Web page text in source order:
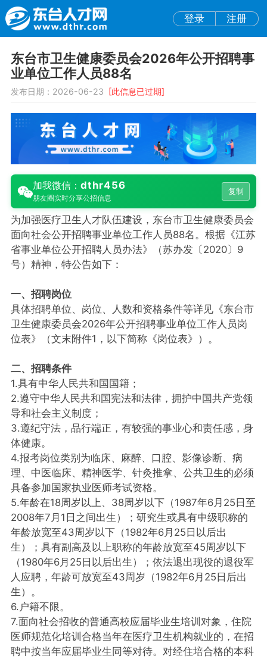
登录 注册
东台市卫生健康委员会2026年公开招聘事
业单位工作人员88名
发布日期：2026-06-23 [此信息已过期]
加我微信： dthr456
朋友圈实时分享公招信息
复制
为加强医疗卫生人才队伍建设，东台市卫生健康委员会
面向社会公开招聘事业单位工作人员88名。根据《江苏
省事业单位公开招聘人员办法》（苏办发〔2020〕9
号）精神，特公告如下：
一、招聘岗位
具体招聘单位、岗位、人数和资格条件等详见《东台市
卫生健康委员会2026年公开招聘事业单位工作人员岗
位表》（文末附件1，以下简称《岗位表》）。
二、招聘条件
1.具有中华人民共和国国籍；
2.遵守中华人民共和国宪法和法律，拥护中国共产党领
导和社会主义制度；
3.遵纪守法，品行端正，有较强的事业心和责任感，身
体健康。
4.报考岗位类别为临床、麻醉、口腔、影像诊断、病
理、中医临床、精神医学、针灸推拿、公共卫生的必须
具备参加国家执业医师考试资格。
5.年龄在18周岁以上、38周岁以下（1987年6月25日至
2008年7月1日之间出生）；研究生或具有中级职称的
年龄放宽至43周岁以下（1982年6月25日以后出
生）；具有副高及以上职称的年龄放宽至45周岁以下
（1980年6月25日以后出生）；依法退出现役的退役军
人应聘，年龄可放宽至43周岁（1982年6月25日后出
生）。
6.户籍不限。
7.面向社会招收的普通高校应届毕业生培训对象，住院
医师规范化培训合格当年在医疗卫生机构就业的，在招
聘中按当年应届毕业生同等对待。对经住培合格的本科